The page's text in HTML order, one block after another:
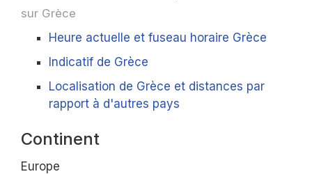
sur Grèce
Heure actuelle et fuseau horaire Grèce
Indicatif de Grèce
Localisation de Grèce et distances par
rapport à d'autres pays
Continent
Europe